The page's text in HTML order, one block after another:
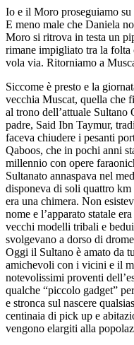
Io e il Moro proseguiamo su
E meno male che Daniela
Moro si ritrova in testa un
rimane impigliato tra la folta
vola via. Ritorniamo a
Siccome è presto e la
vecchia Muscat, quella che
al trono dell’attuale Sultano
padre, Said Ibn Taymur,
faceva chiudere i pesanti
Qaboos, che in pochi anni
millennio con opere
Sultanato annaspava nel
disponeva di soli quattro km
era una chimera. Non
nome e l’apparato statale
vecchi modelli tribali e
svolgevano a dorso di
Oggi il Sultano è amato da
amichevoli con i vicini e il
notevolissimi proventi
qualche “piccolo gadget”
e stronca sul nascere
centinaia di pick up e
vengono elargiti alla